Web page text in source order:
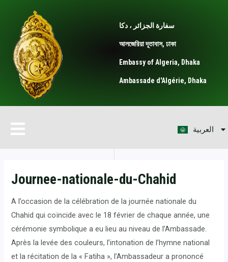
content
سفارة الجزائر ، دكا
আলজেরিয়া দূতাবাস, ঢাকা
Embassy of Algeria, Dhaka
Ambassade d'Algérie, Dhaka
Menu
العربية
English
Journee-nationale-du-Chahid
A l’occasion de la célébration de la journée nationale du
Chahid qui coïncide avec le 18 février de chaque année, une
cérémonie symbolique a eu lieu au niveau de l’Ambassade.
Après la levée des couleurs, l’intonation de l’hymne national
et la récitation de la « Fatiha », l’Ambassadeur a prononcé
navigation